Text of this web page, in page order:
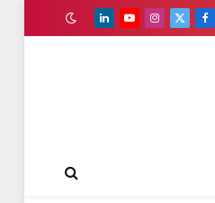
Facebook
X
Instagram
YouTube
LinkedIn